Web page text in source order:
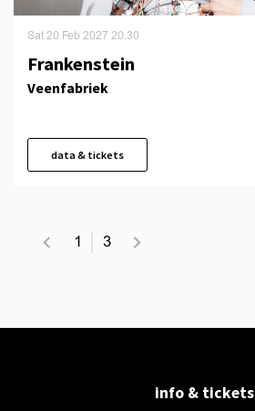
Frankenstein
Veenfabriek
Sat 20 Feb 2027 20.30
data & tickets
1 3
info & tickets